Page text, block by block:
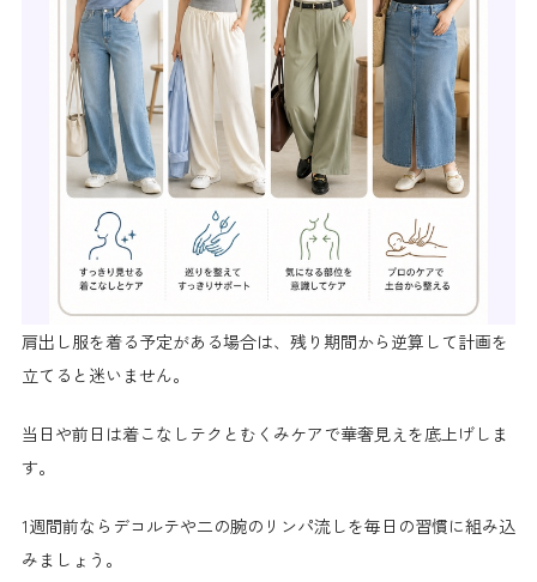
肩出し服を着る予定がある場合は、残り期間から逆算して計画を
立てると迷いません。
当日や前日は着こなしテクとむくみケアで華奢見えを底上げしま
す。
1週間前ならデコルテや二の腕のリンパ流しを毎日の習慣に組み込
みましょう。